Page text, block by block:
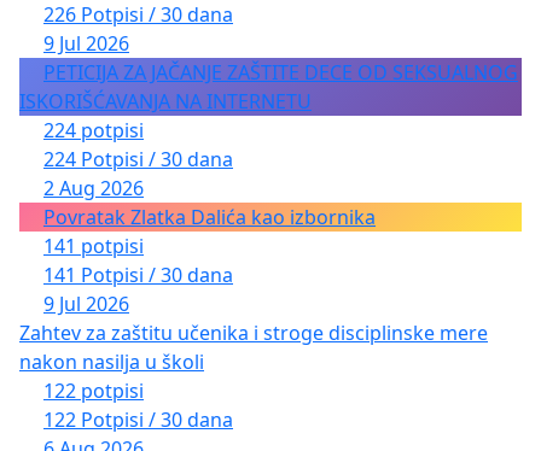
226 Potpisi / 30 dana
9 Jul 2026
PETICIJA ZA JAČANJE ZAŠTITE DECE OD SEKSUALNOG
ISKORIŠĆAVANJA NA INTERNETU
224 potpisi
224 Potpisi / 30 dana
2 Aug 2026
Povratak Zlatka Dalića kao izbornika
141 potpisi
141 Potpisi / 30 dana
9 Jul 2026
Zahtev za zaštitu učenika i stroge disciplinske mere
nakon nasilja u školi
122 potpisi
122 Potpisi / 30 dana